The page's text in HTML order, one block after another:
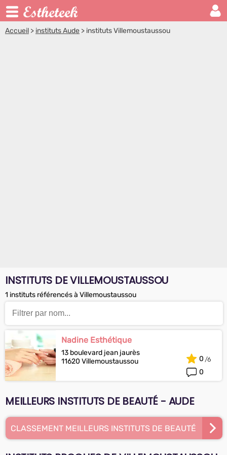
Accueil > instituts Aude > instituts Villemoustaussou
INSTITUTS DE VILLEMOUSTAUSSOU
1 instituts référencés à Villemoustaussou
Nadine Esthétique
13 boulevard jean jaurès
11620 Villemoustaussou
0
0
MEILLEURS INSTITUTS DE BEAUTÉ - AUDE
CLASSEMENT MEILLEURS INSTITUTS DE BEAUTÉ